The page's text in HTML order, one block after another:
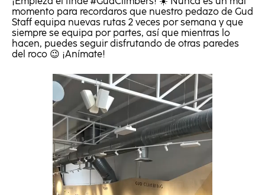
momento para recordaros que nuestro pedazo de Gud
Staff equipa nuevas rutas 2 veces por semana y que
siempre se equipa por partes, así que mientras lo
hacen, puedes seguir disfrutando de otras paredes
del roco 😉 ¡Anímate!